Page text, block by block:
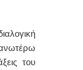
ανωτέρω
του